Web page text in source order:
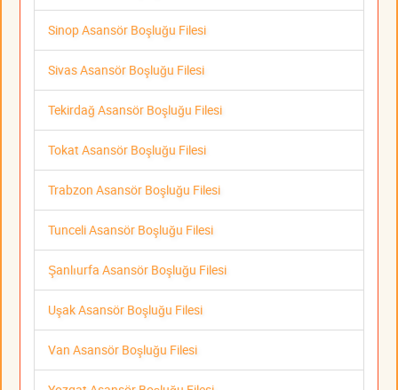
Sinop Asansör Boşluğu Filesi
Sivas Asansör Boşluğu Filesi
Tekirdağ Asansör Boşluğu Filesi
Tokat Asansör Boşluğu Filesi
Trabzon Asansör Boşluğu Filesi
Tunceli Asansör Boşluğu Filesi
Şanlıurfa Asansör Boşluğu Filesi
Uşak Asansör Boşluğu Filesi
Van Asansör Boşluğu Filesi